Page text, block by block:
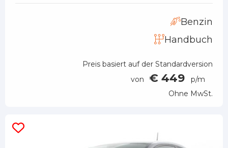
Benzin
Handbuch
Preis basiert auf der Standardversion
von
€ 449
p/m
Ohne MwSt.